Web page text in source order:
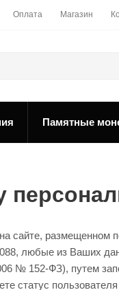
Оплата Магазин
Памятные
сайте, размещенном
любые из Ваших
№ 152-ФЗ), путем
статус